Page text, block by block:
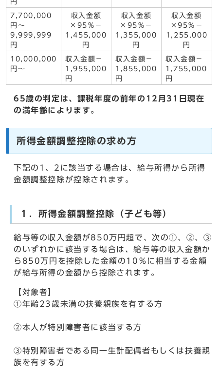
円
7,700,000
円～
9,999,999
円
収入金額
×95％－
1,455,000
円
収入金額
×95％－
1,355,000
円
収入金額
×95％－
1,255,000
円
10,000,000
円～
収入金額－
1,955,000
円
収入金額－
1,855,000
円
収入金額－
1,755,000
円
65歳の判定は、課税年度の前年の12月31日現在
の満年齢によります。
所得金額調整控除の求め方
下記の1、2に該当する場合は、給与所得から所得
金額調整控除が控除されます。
１．所得金額調整控除（子ども等）
給与等の収入金額が850万円超で、次の①、②、③
のいずれかに該当する場合は、給与等の収入金額か
ら850万円を控除した金額の10％に相当する金額
が給与所得の金額から控除されます。
【対象者】
①年齢23歳未満の扶養親族を有する方
②本人が特別障害者に該当する方
③特別障害者である同一生計配偶者もしくは扶養親
族を有する方